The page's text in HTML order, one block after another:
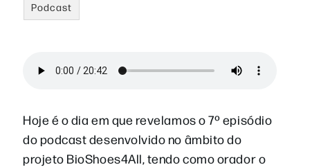
Podcast
Hoje é o dia em que revelamos o 7º episódio
do podcast desenvolvido no âmbito do
projeto BioShoes4All, tendo como orador o